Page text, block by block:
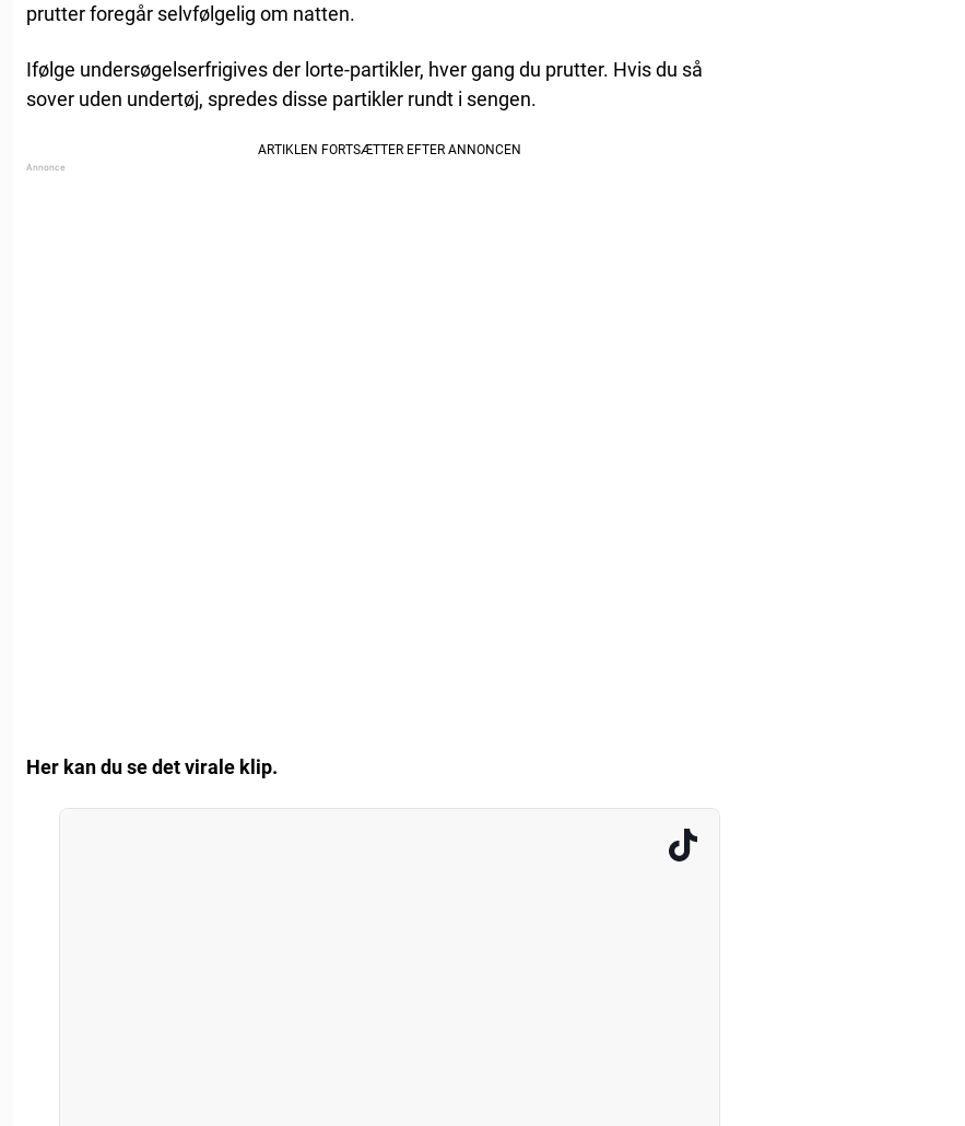
prutter foregår selvfølgelig om natten.
Ifølge undersøgelserfrigives der lorte-partikler, hver gang du prutter. Hvis du så
sover uden undertøj, spredes disse partikler rundt i sengen.
Her kan du se det virale klip.